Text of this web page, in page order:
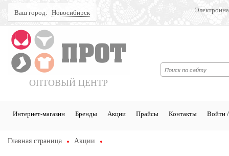
Ваш город: Новосибирск
ОПТОВЫЙ ЦЕНТР
Интернет-магазин Бренды Акции Прайсы Контакты Войти /
Главная страница Акции